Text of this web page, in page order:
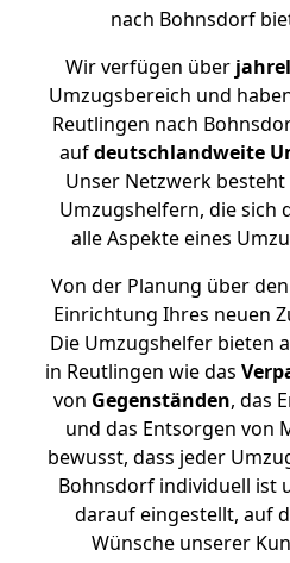
nach Bohnsdorf
Wir verfügen über
Umzugsbereich und
Reutlingen nach
aufdeutschlandweite
Unser Netzwerk
Umzugshelfern, die sich
alle Aspekte eines
Von der Planung über
Einrichtung Ihres neuen
Die Umzugshelfer bieten
in Reutlingen wie das
von Gegenständen, das
und das Entsorgen von
bewusst, dass jeder
Bohnsdorf individuell ist
darauf eingestellt, auf
Wünsche unserer